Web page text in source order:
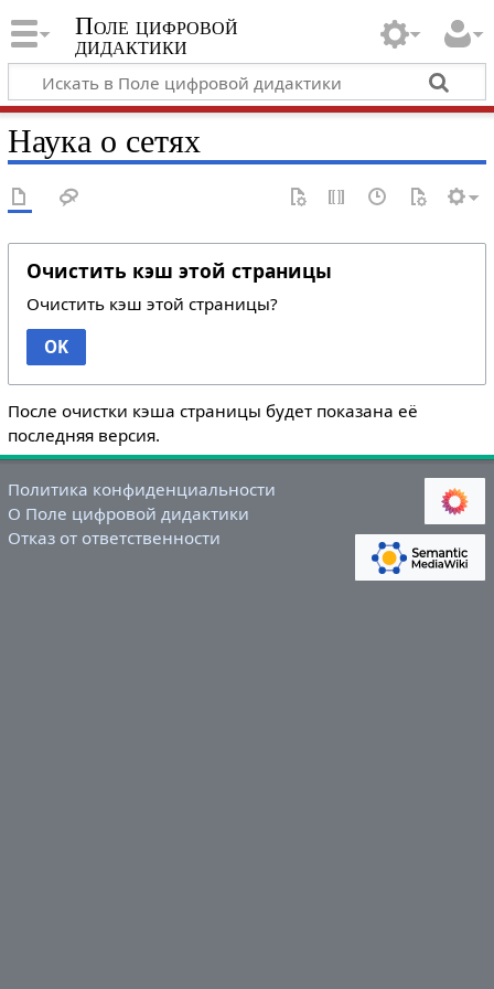
Поле цифровой
дидактики
Наука о сетях
Очистить кэш этой страницы
Очистить кэш этой страницы?
OK
После очистки кэша страницы будет показана её
последняя версия.
Политика конфиденциальности
О Поле цифровой дидактики
Отказ от ответственности